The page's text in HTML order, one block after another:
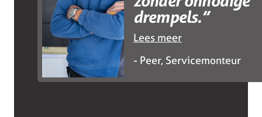
drempels.”
Lees meer
Peer, Servicemonteur